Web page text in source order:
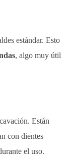
estándar. Esto
, algo muy útil
Están
con dientes
el uso.